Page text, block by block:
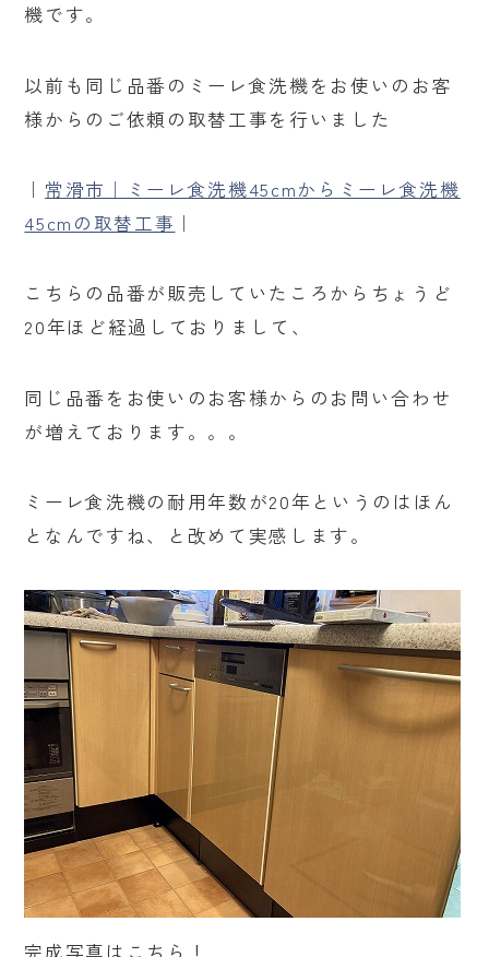
機です。
以前も同じ品番のミーレ食洗機をお使いのお客
様からのご依頼の取替工事を行いました
｜ 常滑市｜ミーレ食洗機45cmからミーレ食洗機
45cmの取替工事 ｜
こちらの品番が販売していたころからちょうど
20年ほど経過しておりまして、
同じ品番をお使いのお客様からのお問い合わせ
が増えております。。。
ミーレ食洗機の耐用年数が20年というのはほん
となんですね、と改めて実感します。